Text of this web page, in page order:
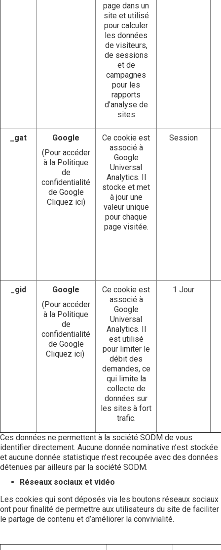
page dans un
site et utilisé
pour calculer
les données
de visiteurs,
de sessions
et de
campagnes
pour les
rapports
d'analyse de
sites
_gat
Google
(Pour accéder
à la Politique
de
confidentialité
de Google
Cliquez ici)
Ce cookie est
associé à
Google
Universal
Analytics. Il
stocke et met
à jour une
valeur unique
pour chaque
page visitée.
Session
_gid
Google
(Pour accéder
à la Politique
de
confidentialité
de Google
Cliquez ici)
Ce cookie est
associé à
Google
Universal
Analytics. Il
est utilisé
pour limiter le
débit des
demandes, ce
qui limite la
collecte de
données sur
les sites à fort
trafic.
1 Jour
Ces données ne permettent à la société SODM de vous
identifier directement. Aucune donnée nominative n’est stockée
et aucune donnée statistique n’est recoupée avec des données
détenues par ailleurs par la société SODM.
Réseaux sociaux et vidéo
Les cookies qui sont déposés via les boutons réseaux sociaux
ont pour finalité de permettre aux utilisateurs du site de faciliter
le partage de contenu et d’améliorer la convivialité.